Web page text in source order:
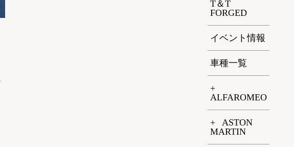
T＆T
FORGED
イベント情報
車種一覧
ALFAROMEO
ASTON
MARTIN